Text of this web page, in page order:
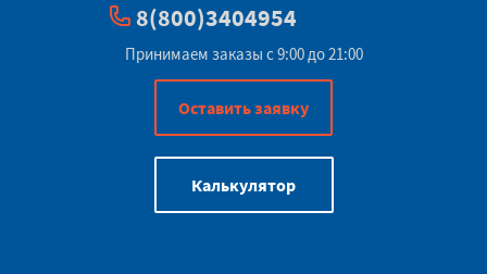
8(800)3404954
Принимаем заказы с 9:00 до 21:00
Оставить заявку
Калькулятор